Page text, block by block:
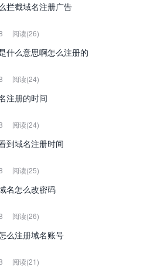
拦截域名注册广告
阅读(26)
什么意思啊怎么注册的
阅读(24)
注册的时间
阅读(24)
到域名注册时间
阅读(25)
名怎么改密码
阅读(26)
么注册域名账号
阅读(21)